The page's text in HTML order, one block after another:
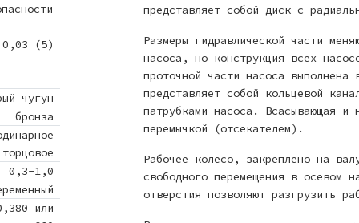
0,03 (5)
чугун
бронза
торцовое
0,3-1,0
или
представляет собой диск с
Размеры гидравлической части
насоса, но конструкция всех
проточной части насоса
представляет собой кольцевой
патрубками насоса. Всасывающая и
перемычкой (отсекателем).
Рабочее колесо, закреплено на
свободного перемещения в осевом
отверстия позволяют разгрузить